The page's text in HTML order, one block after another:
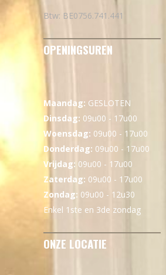
Btw: BE0756.741.441
OPENINGSUREN
Maandag: GESLOTEN
Dinsdag: 09u00 - 17u00
Woensdag: 09u00 - 17u00
Donderdag: 09u00 - 17u00
Vrijdag: 09u00 - 17u00
Zaterdag: 09u00 - 17u00
Zondag: 09u00 - 12u30
Enkel 1ste en 3de zondag
ONZE LOCATIE